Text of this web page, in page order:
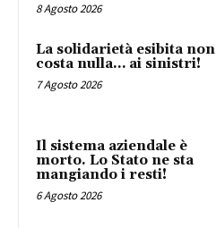
8 Agosto 2026
La solidarietà esibita non
costa nulla… ai sinistri!
7 Agosto 2026
Il sistema aziendale è
morto. Lo Stato ne sta
mangiando i resti!
6 Agosto 2026